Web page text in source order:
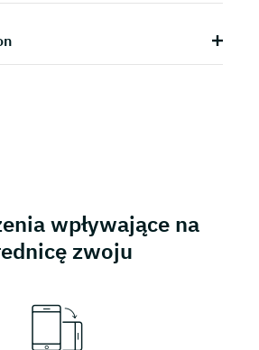
wpływające na
zwoju